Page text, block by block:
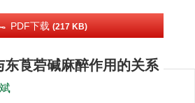
PDF下载 (217 KB)
东莨菪碱麻醉作用的关系